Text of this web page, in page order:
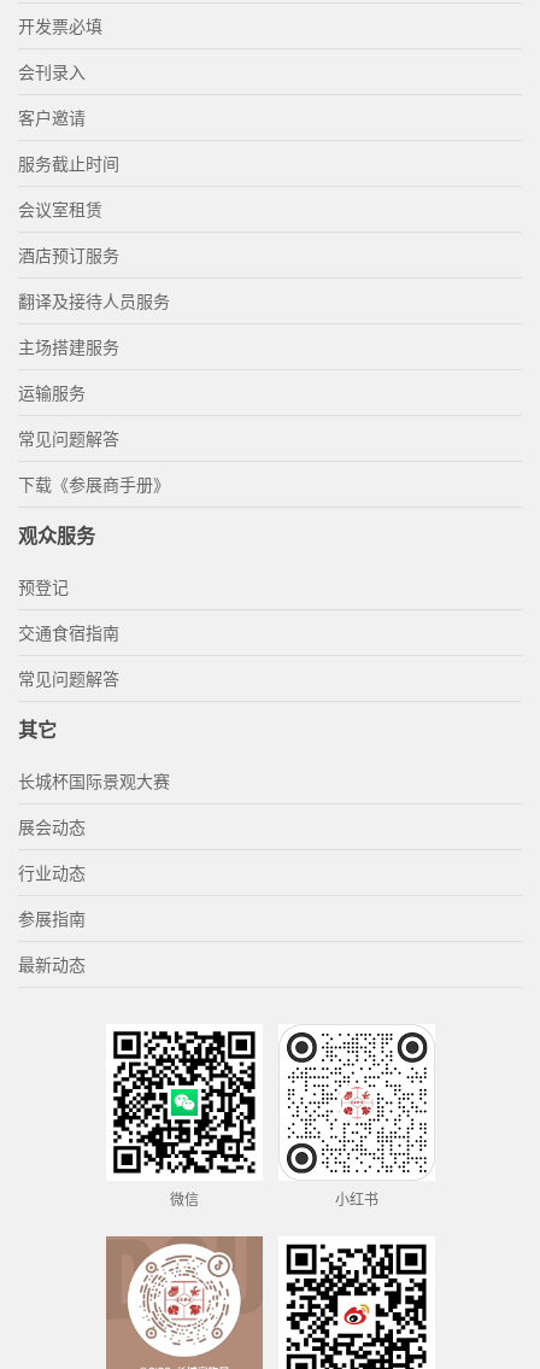
开发票必填
会刊录入
客户邀请
服务截止时间
会议室租赁
酒店预订服务
翻译及接待人员服务
主场搭建服务
运输服务
常见问题解答
下载《参展商手册》
观众服务
预登记
交通食宿指南
常见问题解答
其它
长城杯国际景观大赛
展会动态
行业动态
参展指南
最新动态
微信 小红书